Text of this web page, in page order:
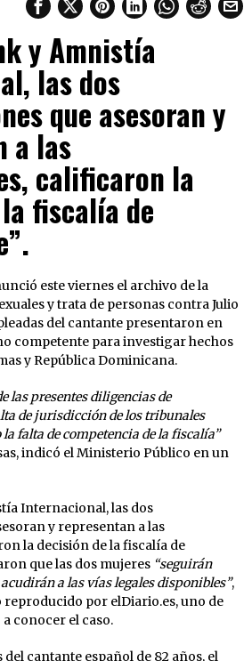
y Amnistía
las dos
que asesoran y
a las
calificaron la
fiscalía de
este viernes el archivo de la
y trata de personas contra Julio
del cantante presentaron en
competente para investigar hechos
y República Dominicana.
las presentes diligencias de
de jurisdicción de los tribunales
falta de competencia de la fiscalía”
indicó el Ministerio Público en un
Internacional, las dos
y representan a las
la decisión de la fiscalía de
que las dos mujeres “seguirán
a las vías legales disponibles”,
por elDiario.es, uno de
conocer el caso.
del cantante español de 82 años, el